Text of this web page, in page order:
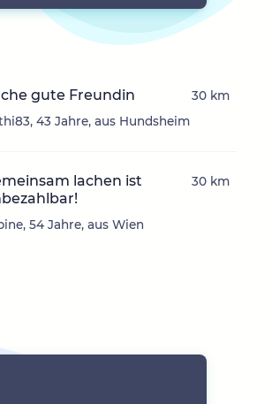
gute Freundin
43 Jahre, aus Hundsheim
30 km
lachen ist
54 Jahre, aus Wien
30 km